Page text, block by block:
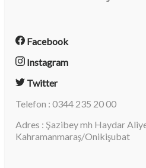
Facebook
Instagram
Twitter
Telefon : 0344 235 20 00
Adres : Şazibey mh Haydar
Kahramanmaraş/Onikişubat